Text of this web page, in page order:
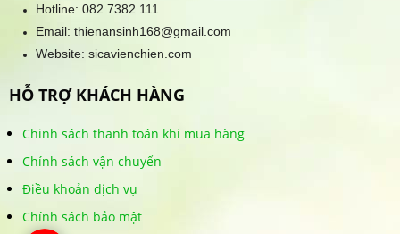
Hotline: 082.7382.111
Email: thienansinh168@gmail.com
Website: sicavienchien.com
HỖ TRỢ KHÁCH HÀNG
Chinh sách thanh toán khi mua hàng
Chính sách vận chuyển
Điều khoản dịch vụ
Chính sách bảo mật